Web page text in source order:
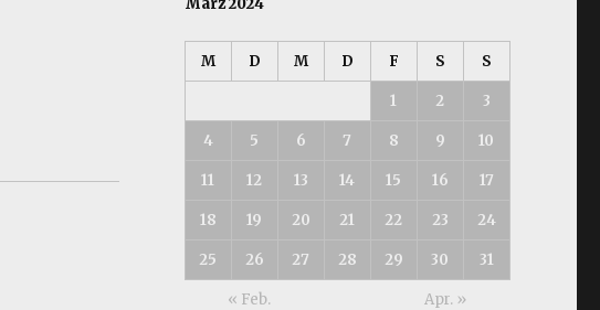
März 2024
M D M D F S S
1 2 3
4 5 6 7 8 9 10
11 12 13 14 15 16 17
18 19 20 21 22 23 24
25 26 27 28 29 30 31
« Feb. Apr. »